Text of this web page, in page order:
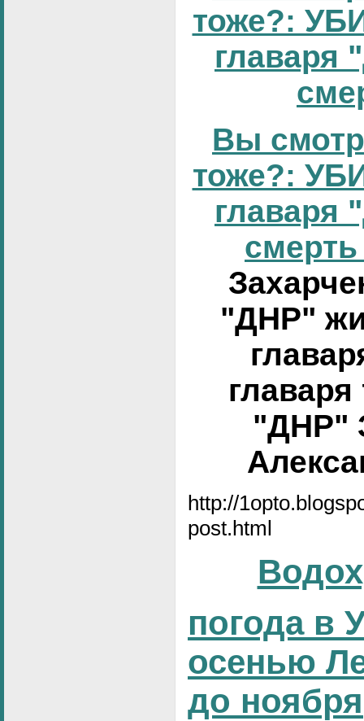
тоже?:
главаря
Вы
тоже?:
главаря
смерть
"ДНР"
"ДНР"
http://
post.html
погода в
осенью
до ноября